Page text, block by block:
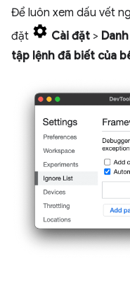
Để luôn xem dấu vết
đặt
Cài đặt >
tập lệnh đã biết của